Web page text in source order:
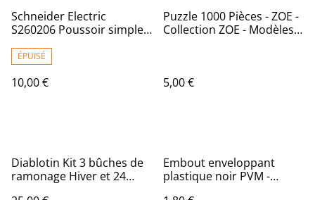
Schneider Electric
S260206 Poussoir simple
complet 230 V
ÉPUISÉ
10,00 €
Puzzle 1000 Pièces - ZOE -
Collection ZOE - Modèles
5,00 €
Diablotin Kit 3 bûches de
ramonage Hiver et 24
Embout enveloppant
plastique noir PVM -